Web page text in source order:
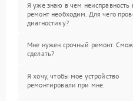
Я уже знаю в чем неисправность
ремонт необходим. Для чего
диагностику?
Мне нужен срочный ремонт.
сделать?
Я хочу, чтобы мое устройство
ремонтировали при мне.